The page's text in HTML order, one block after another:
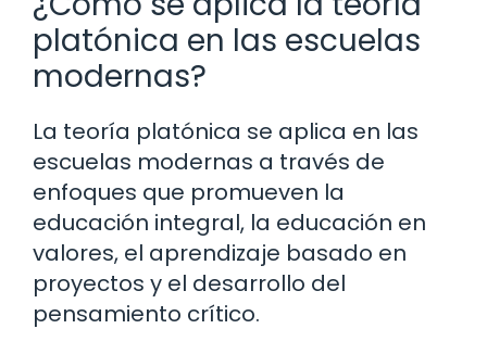
platónica en las escuelas
modernas?
La teoría platónica se aplica en las
escuelas modernas a través de
enfoques que promueven la
educación integral, la educación en
valores, el aprendizaje basado en
proyectos y el desarrollo del
pensamiento crítico.